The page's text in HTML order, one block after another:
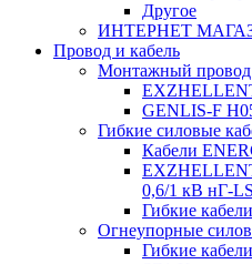
Другое
ИНТЕРНЕТ
Провод и кабель
Монтажный провод
GENLIS-F
Гибкие силовые
Кабели
0,6/1 кВ нГ-
Гибкие
Огнеупорные
Гибкие